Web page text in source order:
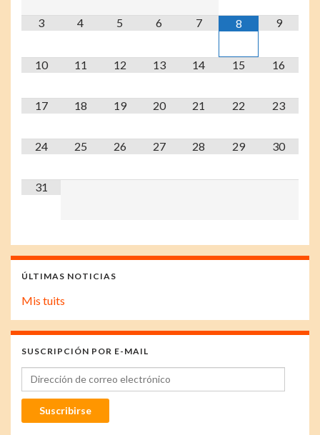
3 4 5 6 7 8 9
10 11 12 13 14 15 16
17 18 19 20 21 22 23
24 25 26 27 28 29 30
31
ÚLTIMAS NOTICIAS
Mis tuits
SUSCRIPCIÓN POR E-MAIL
Dirección de correo electrónico
Suscribirse